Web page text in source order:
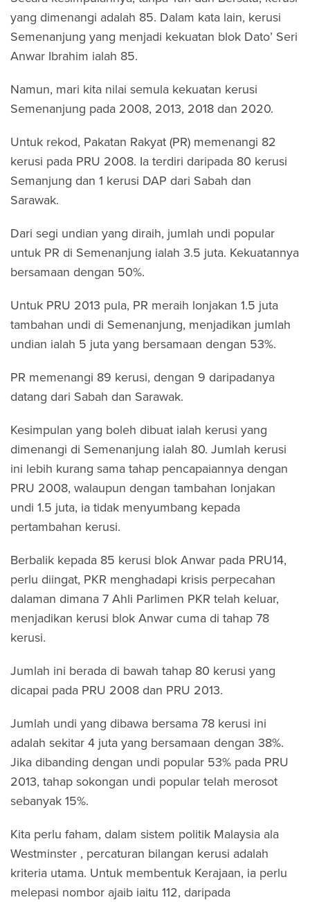
yang dimenangi adalah 85. Dalam kata lain, kerusi
Semenanjung yang menjadi kekuatan blok Dato’ Seri
Anwar Ibrahim ialah 85.
Namun, mari kita nilai semula kekuatan kerusi
Semenanjung pada 2008, 2013, 2018 dan 2020.
Untuk rekod, Pakatan Rakyat (PR) memenangi 82
kerusi pada PRU 2008. Ia terdiri daripada 80 kerusi
Semanjung dan 1 kerusi DAP dari Sabah dan
Sarawak.
Dari segi undian yang diraih, jumlah undi popular
untuk PR di Semenanjung ialah 3.5 juta. Kekuatannya
bersamaan dengan 50%.
Untuk PRU 2013 pula, PR meraih lonjakan 1.5 juta
tambahan undi di Semenanjung, menjadikan jumlah
undian ialah 5 juta yang bersamaan dengan 53%.
PR memenangi 89 kerusi, dengan 9 daripadanya
datang dari Sabah dan Sarawak.
Kesimpulan yang boleh dibuat ialah kerusi yang
dimenangi di Semenanjung ialah 80. Jumlah kerusi
ini lebih kurang sama tahap pencapaiannya dengan
PRU 2008, walaupun dengan tambahan lonjakan
undi 1.5 juta, ia tidak menyumbang kepada
pertambahan kerusi.
Berbalik kepada 85 kerusi blok Anwar pada PRU14,
perlu diingat, PKR menghadapi krisis perpecahan
dalaman dimana 7 Ahli Parlimen PKR telah keluar,
menjadikan kerusi blok Anwar cuma di tahap 78
kerusi.
Jumlah ini berada di bawah tahap 80 kerusi yang
dicapai pada PRU 2008 dan PRU 2013.
Jumlah undi yang dibawa bersama 78 kerusi ini
adalah sekitar 4 juta yang bersamaan dengan 38%.
Jika dibanding dengan undi popular 53% pada PRU
2013, tahap sokongan undi popular telah merosot
sebanyak 15%.
Kita perlu faham, dalam sistem politik Malaysia ala
Westminster , percaturan bilangan kerusi adalah
kriteria utama. Untuk membentuk Kerajaan, ia perlu
melepasi nombor ajaib iaitu 112, daripada